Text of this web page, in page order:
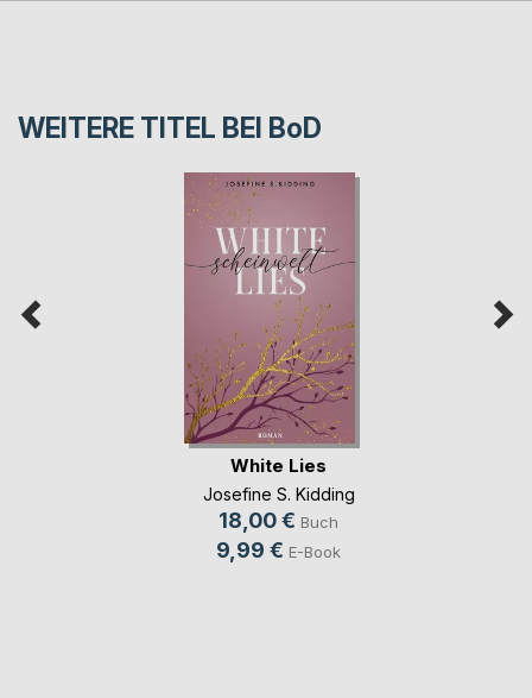
WEITERE TITEL BEI BoD
White Lies
Josefine S. Kidding
18,00 € Buch
9,99 € E-Book